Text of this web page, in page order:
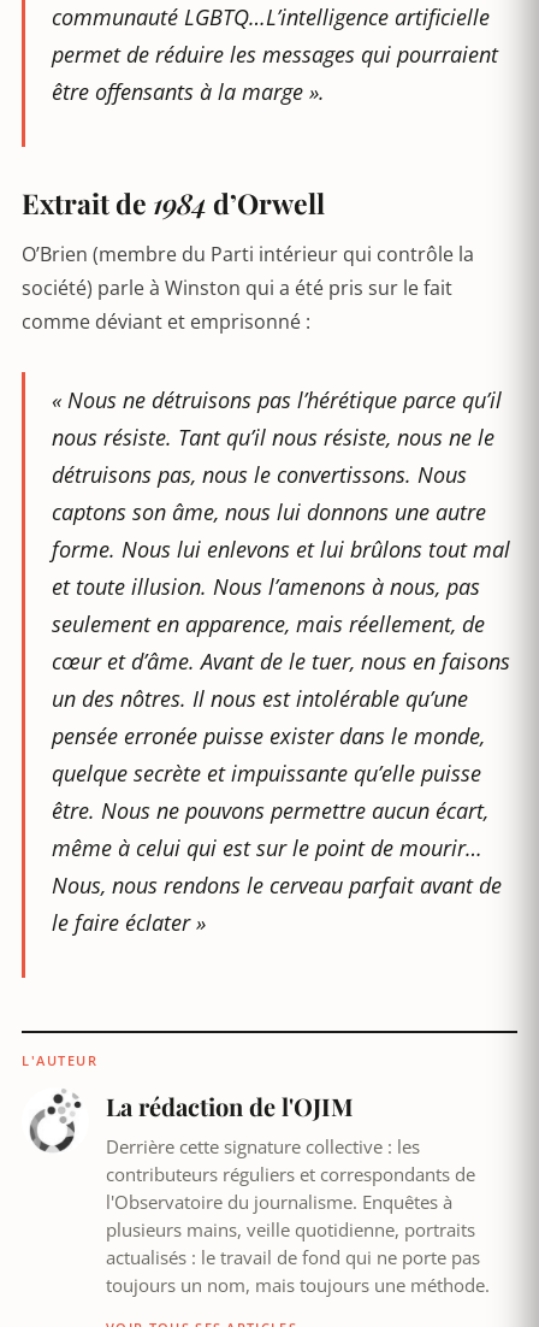
communauté LGBTQ…L’intelligence artificielle
permet de réduire les messages qui pourraient
être offensants à la marge ».
Extrait de 1984 d’Orwell
O’Brien (membre du Parti intérieur qui contrôle la
société) parle à Winston qui a été pris sur le fait
comme déviant et emprisonné :
« Nous ne détruisons pas l’hérétique parce qu’il
nous résiste. Tant qu’il nous résiste, nous ne le
détruisons pas, nous le convertissons. Nous
captons son âme, nous lui donnons une autre
forme. Nous lui enlevons et lui brûlons tout mal
et toute illusion. Nous l’amenons à nous, pas
seulement en apparence, mais réellement, de
cœur et d’âme. Avant de le tuer, nous en faisons
un des nôtres. Il nous est intolérable qu’une
pensée erronée puisse exister dans le monde,
quelque secrète et impuissante qu’elle puisse
être. Nous ne pouvons permettre aucun écart,
même à celui qui est sur le point de mourir…
Nous, nous rendons le cerveau parfait avant de
le faire éclater»
L'AUTEUR
La rédaction de l'OJIM
Derrière cette signature collective : les
contributeurs réguliers et correspondants de
l'Observatoire du journalisme. Enquêtes à
plusieurs mains, veille quotidienne, portraits
actualisés : le travail de fond qui ne porte pas
toujours un nom, mais toujours une méthode.